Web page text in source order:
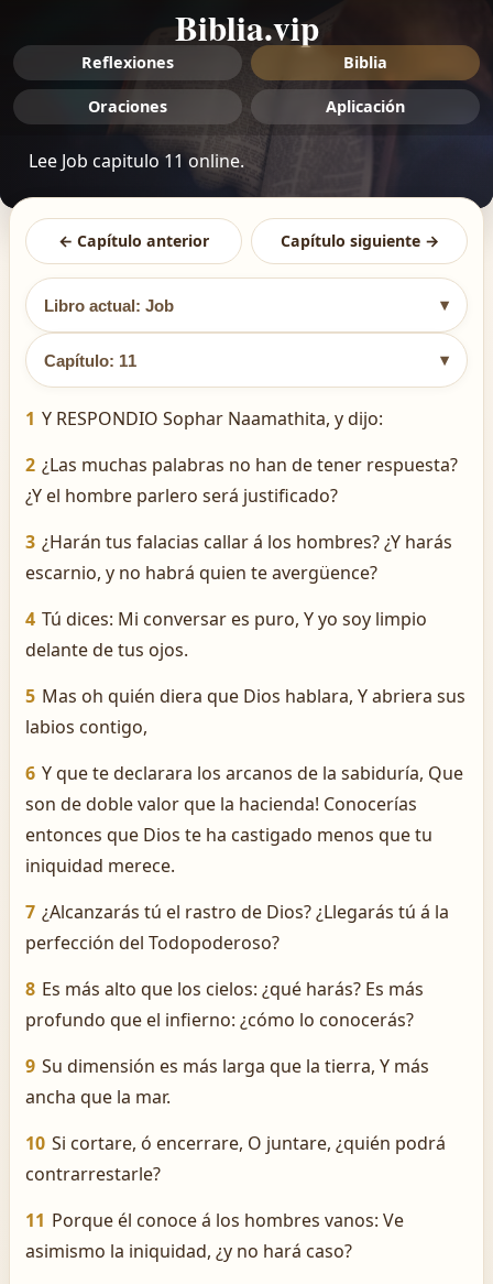
Biblia.vip
Reflexiones Biblia
Oraciones Aplicación
Lee Job capitulo 11 online.
← Capítulo anterior Capítulo siguiente →
Libro actual: Job ▾
Capítulo: 11 ▾
1 Y RESPONDIO Sophar Naamathita, y dijo:
2 ¿Las muchas palabras no han de tener respuesta?
¿Y el hombre parlero será justificado?
3 ¿Harán tus falacias callar á los hombres? ¿Y harás
escarnio, y no habrá quien te avergüence?
4 Tú dices: Mi conversar es puro, Y yo soy limpio
delante de tus ojos.
5 Mas ­oh quién diera que Dios hablara, Y abriera sus
labios contigo,
6 Y que te declarara los arcanos de la sabiduría, Que
son de doble valor que la hacienda! Conocerías
entonces que Dios te ha castigado menos que tu
iniquidad merece.
7 ¿Alcanzarás tú el rastro de Dios? ¿Llegarás tú á la
perfección del Todopoderoso?
8 Es más alto que los cielos: ¿qué harás? Es más
profundo que el infierno: ¿cómo lo conocerás?
9 Su dimensión es más larga que la tierra, Y más
ancha que la mar.
10 Si cortare, ó encerrare, O juntare, ¿quién podrá
contrarrestarle?
11 Porque él conoce á los hombres vanos: Ve
asimismo la iniquidad, ¿y no hará caso?